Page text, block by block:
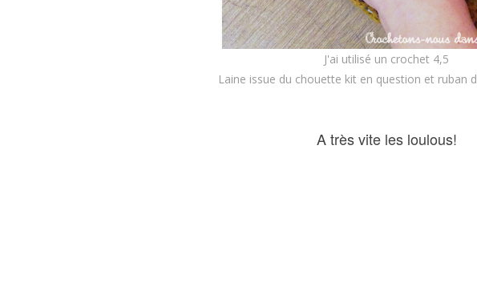
J'ai utilisé un crochet 4,5
Laine issue du chouette kit en question et ruban
A très vite les loulous!